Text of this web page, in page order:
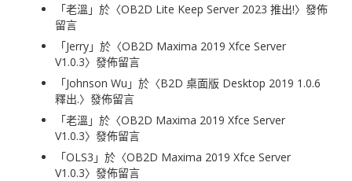
「老溫 」於〈OB2D Lite Keep Server 2023 推出!〉發佈
留言
「Jerry」於〈OB2D Maxima 2019 Xfce Server
V1.0.3〉發佈留言
「Johnson Wu 」於〈B2D 桌面版 Desktop 2019 1.0.6
釋出.〉發佈留言
「老溫 」於〈OB2D Maxima 2019 Xfce Server
V1.0.3〉發佈留言
「OLS3 」於〈OB2D Maxima 2019 Xfce Server
V1.0.3〉發佈留言